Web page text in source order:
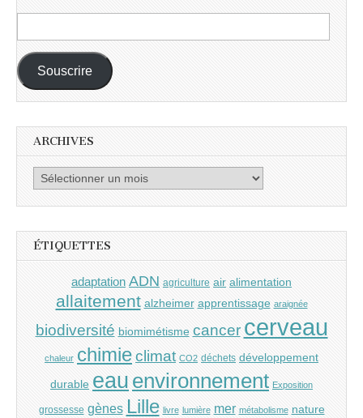
e-
mail :
Souscrire
ARCHIVES
Archives
ÉTIQUETTES
adaptation ADN agriculture air alimentation
allaitement alzheimer apprentissage araignée
biodiversité biomimétisme cancer cerveau
chaleur chimieclimat CO2 déchets développement
durable eau environnement Exposition
grossesse gènes Lille livre lumière mer métabolisme nature